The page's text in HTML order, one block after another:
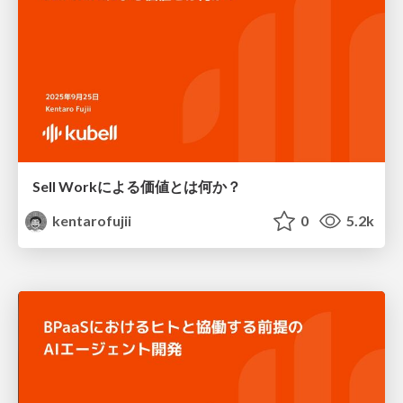
Sell Workによる価値とは何か？
kentarofujii
0 5.2k